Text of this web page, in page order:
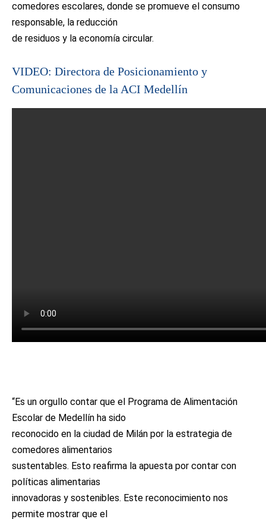
comedores escolares, donde se promueve el consumo
responsable, la reducción
de residuos y la economía circular.
VIDEO: Directora de Posicionamiento y
Comunicaciones de la ACI Medellín
“Es un orgullo contar que el Programa de Alimentación
Escolar de Medellín ha sido
reconocido en la ciudad de Milán por la estrategia de
comedores alimentarios
sustentables. Esto reafirma la apuesta por contar con
políticas alimentarias
innovadoras y sostenibles. Este reconocimiento nos
permite mostrar que el